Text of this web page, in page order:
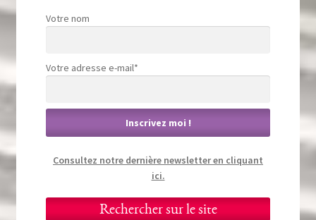
Votre nom
Votre adresse e-mail*
Consultez notre dernière newsletter en cliquant
ici.
Rechercher sur le site